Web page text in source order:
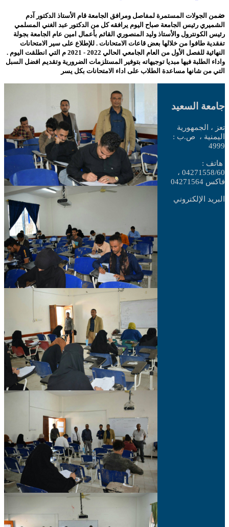
ضمن الجولات المستمرة لمفاصل ومرافق الجامعة قام الأستاذ الدكتور آدم
الشميري رئيس الجامعة صباح اليوم يرافقه كل من الدكتور عبد الغني المسلمي
رئيس الكونترول والأستاذ وليد المنصوري القائم بأعمال امين عام الجامعة بجولة
تفقدية طافوا من خلالها بعض قاعات الامتحانات . للإطلاع على سير الامتحانات
النهائية للفصل الأول من العام الجامعي الحالي 2022 - 2021 م التي انطلقت اليوم .
واداء الطلبة فيها مبديا توجيهاته بتوفير المستلزمات الضرورية وتقديم افضل السبل
التي من شانها مساعدة الطلاب على اداء الامتحانات بكل يسر
جامعة السعيد
تعز ، الجمهورية
اليمنية ،
ص.ب :
4999
هاتف :
04271558/60 ،
فاكس 04271564
البريد الإلكتروني